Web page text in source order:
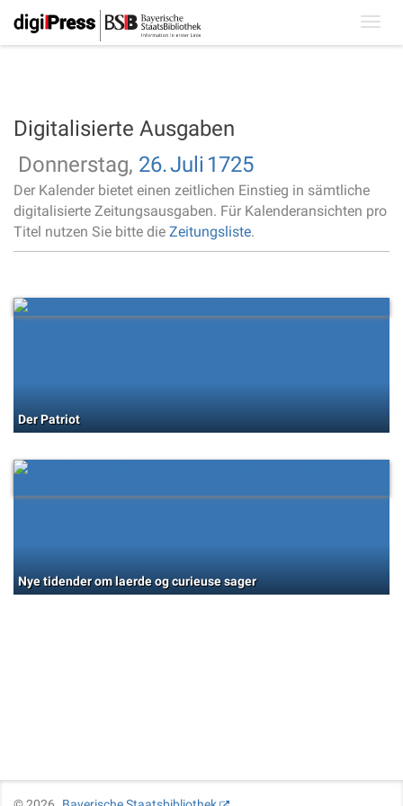
Digitalisierte Ausgaben
Donnerstag, 26.Juli 1725
Der Kalender bietet einen zeitlichen Einstieg in sämtliche
digitalisierte Zeitungsausgaben. Für Kalenderansichten pro
Titel nutzen Sie bitte die Zeitungsliste.
Der Patriot
Nye tidender om laerde og curieuse sager